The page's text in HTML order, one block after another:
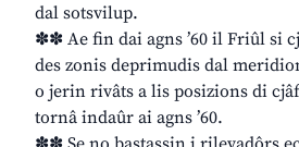
dal sotsvilup.
✽✽ Ae fin dai agns ’60 il Friûl si
des zonis deprimudis dal
o jerin rivâts a lis posizions di
tornâ indaûr ai agns ’60.